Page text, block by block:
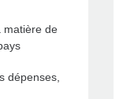
matière de
dépenses,